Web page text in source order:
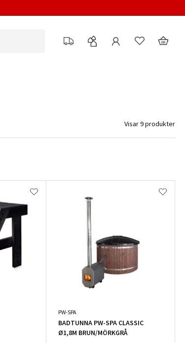
PW-SPA
BADTUNNA PW-SPA CLASSIC
Ø1,8M BRUN/MÖRKGRÅ
Visar 9 produkter